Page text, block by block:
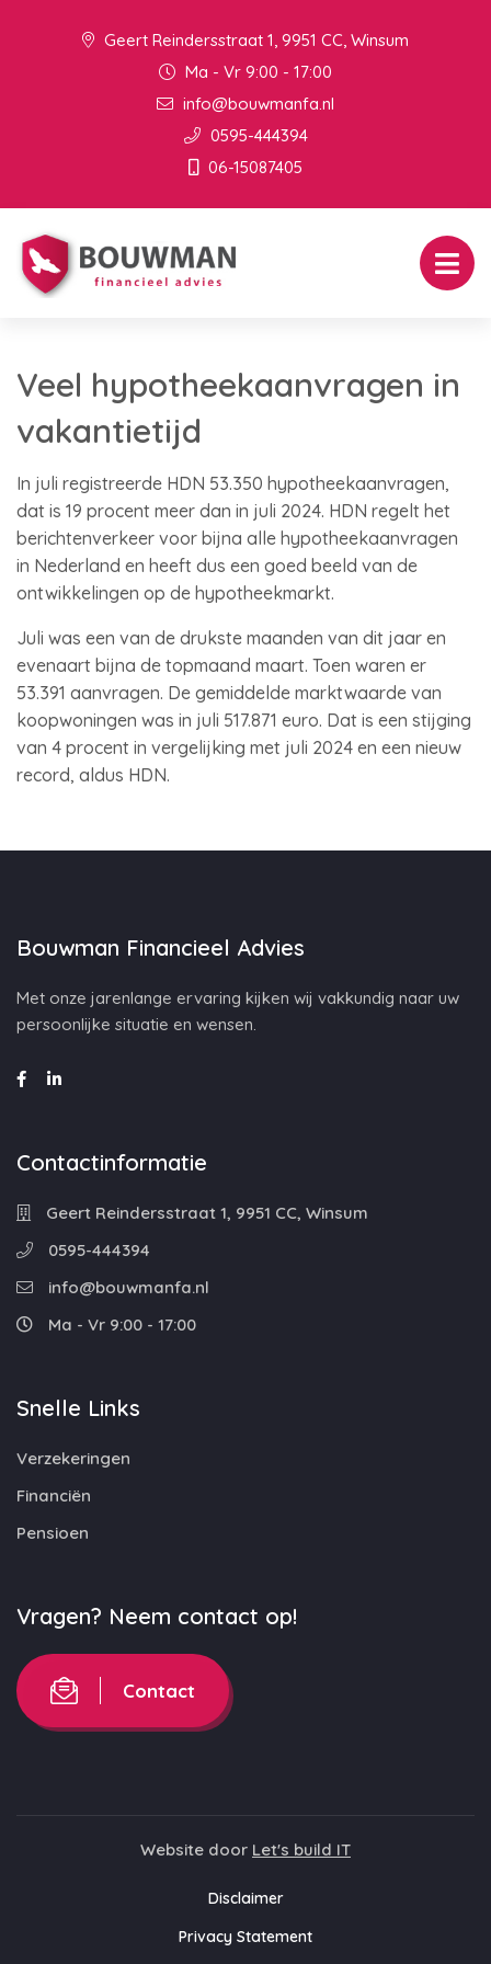
Geert Reindersstraat 1, 9951 CC, Winsum
Ma - Vr 9:00 - 17:00
info@bouwmanfa.nl
0595-444394
06-15087405
Veel hypotheekaanvragen in
vakantietijd
In juli registreerde HDN 53.350 hypotheekaanvragen,
dat is 19 procent meer dan in juli 2024. HDN regelt het
berichtenverkeer voor bijna alle hypotheekaanvragen
in Nederland en heeft dus een goed beeld van de
ontwikkelingen op de hypotheekmarkt.
Juli was een van de drukste maanden van dit jaar en
evenaart bijna de topmaand maart. Toen waren er
53.391 aanvragen. De gemiddelde marktwaarde van
koopwoningen was in juli 517.871 euro. Dat is een stijging
van 4 procent in vergelijking met juli 2024 en een nieuw
record, aldus HDN.
Bouwman Financieel Advies
Met onze jarenlange ervaring kijken wij vakkundig naar uw
persoonlijke situatie en wensen.
Contactinformatie
Geert Reindersstraat 1, 9951 CC, Winsum
0595-444394
info@bouwmanfa.nl
Ma - Vr 9:00 - 17:00
Snelle Links
Verzekeringen
Financiën
Pensioen
Vragen? Neem contact op!
Contact
Website door Let's build IT
Disclaimer
Privacy Statement